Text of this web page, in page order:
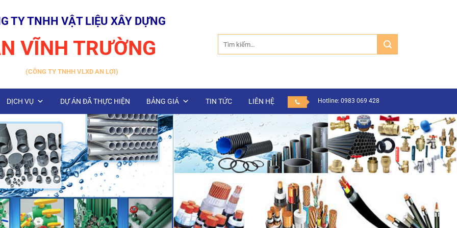
TY TNHH VẬT LIỆU XÂY DỰNG
VĨNH TRƯỜNG
(CÔNG TY TNHH VLXD AN LỢI)
kiếm:
DỊCH VỤ DỰ ÁN ĐÃ THỰC HIỆN BẢNG GIÁ TIN TỨC LIÊN HỆ Hotline: 0983 069 428